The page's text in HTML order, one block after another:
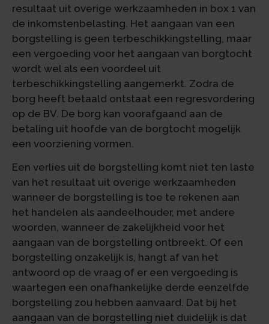
resultaat uit overige werkzaamheden in box 1 van
de inkomstenbelasting. Het aangaan van een
borgstelling is geen terbeschikkingstelling, maar
een vergoeding voor het aangaan van borgtocht
wordt wel als een voordeel uit
terbeschikkingstelling aangemerkt. Zodra de
borg heeft betaald ontstaat een regresvordering
op de BV. De borg kan voorafgaand aan de
betaling uit hoofde van de borgtocht mogelijk
een voorziening vormen.
Een verlies uit de borgstelling komt niet ten laste
van het resultaat uit overige werkzaamheden
wanneer de borgstelling is toe te rekenen aan
het handelen als aandeelhouder, met andere
woorden, wanneer de zakelijkheid voor het
aangaan van de borgstelling ontbreekt. Of een
borgstelling onzakelijk is, hangt af van het
antwoord op de vraag of er een vergoeding is
waartegen een onafhankelijke derde eenzelfde
borgstelling zou hebben aanvaard. Dat bij het
aangaan van de borgstelling niet duidelijk is dat